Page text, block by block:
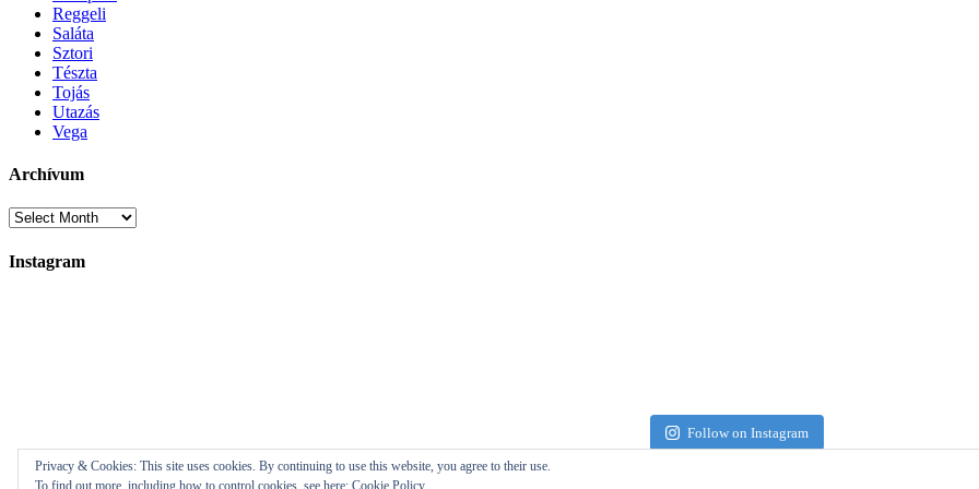
Reggeli
Saláta
Sztori
Tészta
Tojás
Utazás
Vega
Archívum
Instagram
Follow on Instagram
Privacy & Cookies: This site uses cookies. By continuing to use this website, you agree to their use.
To find out more, including how to control cookies, see here: Cookie Policy